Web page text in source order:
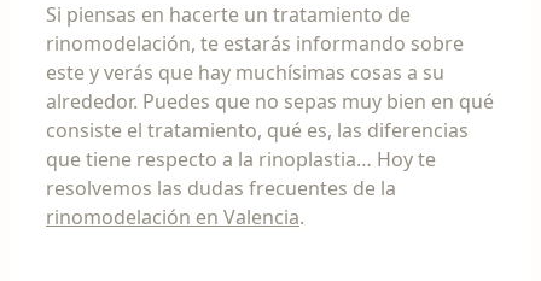
Si piensas en hacerte un tratamiento de
rinomodelación, te estarás informando sobre
este y verás que hay muchísimas cosas a su
alrededor. Puedes que no sepas muy bien en qué
consiste el tratamiento, qué es, las diferencias
que tiene respecto a la rinoplastia… Hoy te
resolvemos las dudas frecuentes de la
rinomodelación en Valencia.